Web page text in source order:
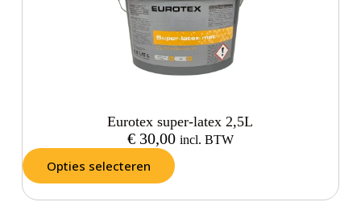
Eurotex super-latex 2,5L
€30,00 incl. BTW
Opties selecteren